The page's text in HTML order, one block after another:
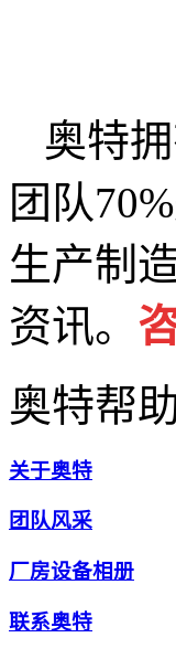
奥特
团队
生产制
资讯。
奥特帮
关于奥特
团队风采
厂房设备相册
联系奥特